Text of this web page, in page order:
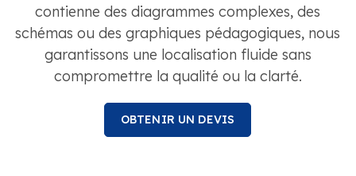
contienne des diagrammes complexes, des
schémas ou des graphiques pédagogiques, nous
garantissons une localisation fluide sans
compromettre la qualité ou la clarté.
OBTENIR UN DEVIS